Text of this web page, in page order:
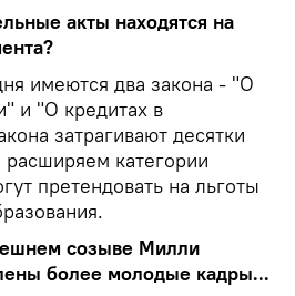
акты находятся на
имеются два закона - "О
и "О кредитах в
затрагивают десятки
категории
претендовать на льготы
созыве Милли
более молодые кадры...